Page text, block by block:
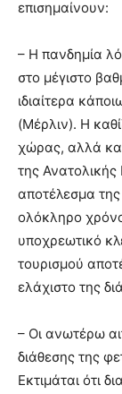
επισημαίνουν:
– Η πανδημία
στο μέγιστο
ιδιαίτερα
(Μέρλιν). Η
χώρας, αλλά
της
αποτέλεσμα
ολόκληρο
υποχρεωτικό
τουρισμού
ελάχιστο της
– Οι ανωτέρω
διάθεσης της
Εκτιμάται ότι